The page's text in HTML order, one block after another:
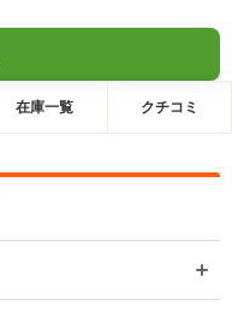
在庫一覧 クチコミ